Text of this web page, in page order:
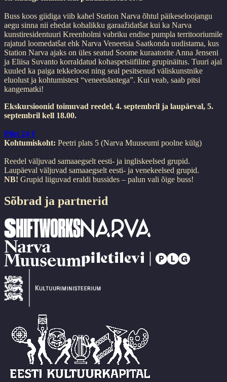
Buss koos giidiga viib kahel Station Narva õhtul päikeseloojangu
aegu sinna nii ehedat kohalikku garaažidatšat kui ka Narva
kunstiresidentuuri Kreenholmi vabriku endise pumpla territooriumile
rajatud loomedatšat ehk Narva Veneetsia Saatkonda uudistama, kus
Station Narva ajaks on üles seatud Soome kuraatorite Anna Jenseni
ja Eliisa Suvanto korraldatud kohaspetsiifiline grupinäitus. Tuuri ajal
kuuled ka paiga tekkeloost ning seal pesitsenud väliskunstnike
eluolust ja kohtumistest “veneetslastega”. Kui veab, saab pitsi
kangematki!
Ekskursioonid toimuvad reedel, 4. septembril ja laupäeval, 5.
septembril kell 18.00.
Pilet 24 €
Kohtumiskoht: Peetri plats 5 (Narva Muuseumi poolne külg)
Reedel väljuvad samaaegselt eesti- ja ingliskeelsed grupid.
Laupäeval väljuvad samaaegselt eesti- ja venekeelsed grupid.
NB! Grupid liiguvad eraldi bussides – palun vali õige buss!
Sõbrad ja partnerid